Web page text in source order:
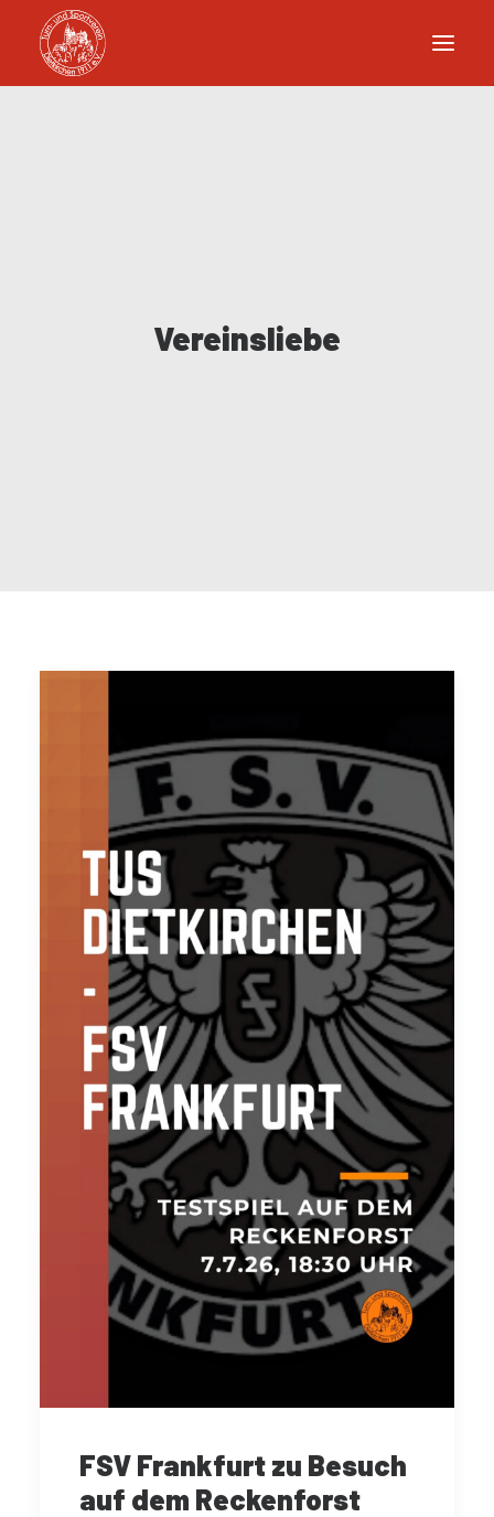
Vereinsliebe
FSV Frankfurt zu Besuch
auf dem Reckenforst